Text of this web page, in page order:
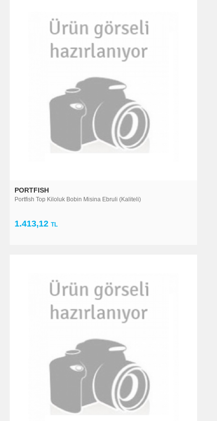
PORTFISH
Portfish Top Kiloluk Bobin Misina Ebruli (Kaliteli)
1.413,12 TL